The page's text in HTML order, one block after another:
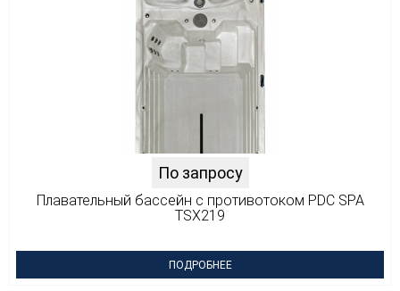
По запросу
Плавательный бассейн с противотоком PDC SPA
TSX219
ПОДРОБНЕЕ